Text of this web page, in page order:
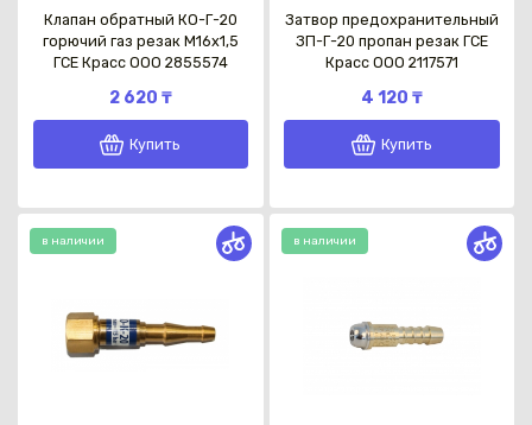
Клапан обратный КО-Г-20
горючий газ резак М16х1,5
ГСЕ Красс OOO 2855574
2 620 ₸
Купить
Затвор предохранительный
ЗП-Г-20 пропан резак ГСЕ
Красс OOO 2117571
4 120 ₸
Купить
в наличии в наличии